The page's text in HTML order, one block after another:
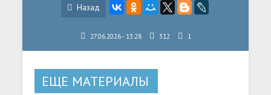
Назад
27.06.2026 - 13:28 312 1
ЕЩЕ МАТЕРИАЛЫ